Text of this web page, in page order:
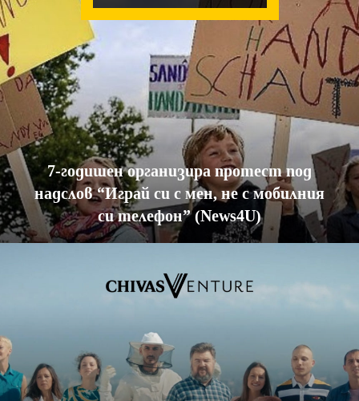
7-годишен организира протест под
надслов “Играй си с мен, не с мобилния
си телефон” (News4U)